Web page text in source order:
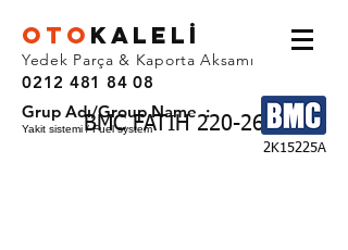
OTO KALEL İ
Yedek Parça & Kaporta Aksamı
0212 481 84 08
BMC FATIH 220-26
Grup Adı/Group Name :
Yakit sistemi / Fuel system
2K15225A